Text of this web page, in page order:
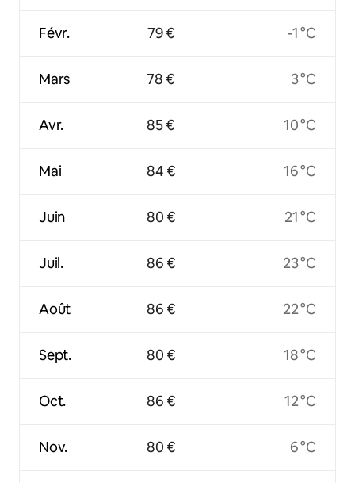
Févr.
Mars
Avr.
Mai
Juin
Juil.
Août
Sept.
Oct.
Nov.
79 €
78 €
85 €
84 €
80 €
86 €
86 €
80 €
86 €
80 €
-1 °C
3 °C
10 °C
16 °C
21 °C
23 °C
22 °C
18 °C
12 °C
6 °C